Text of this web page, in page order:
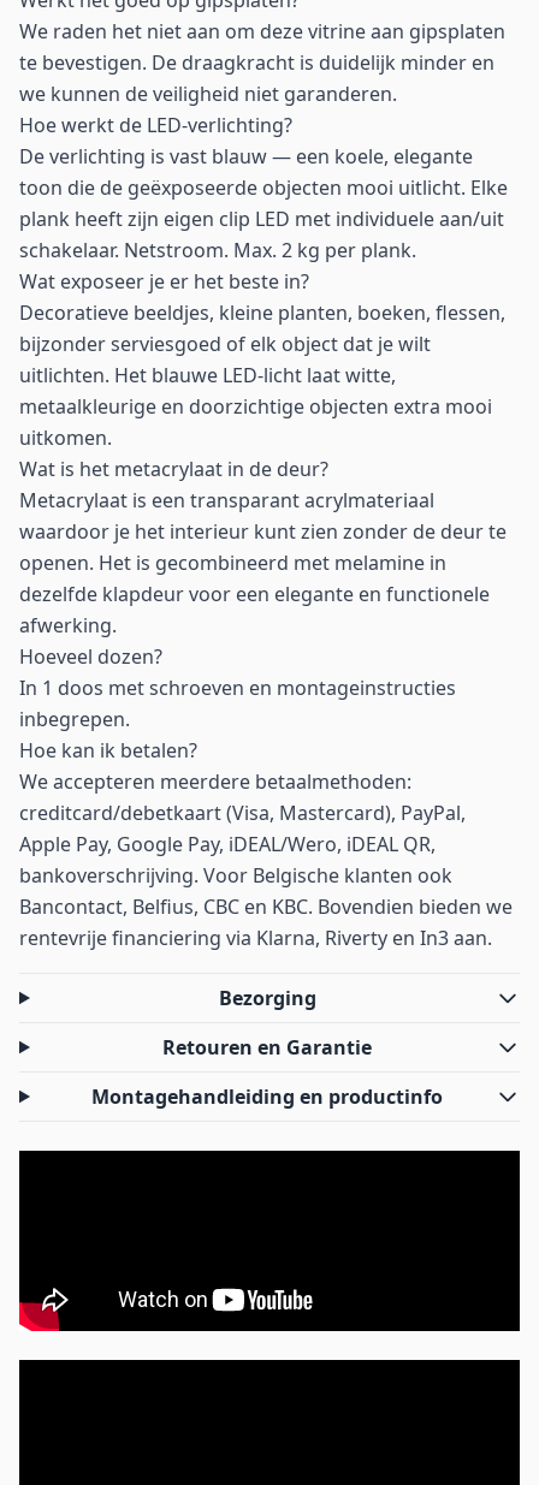
We raden het niet aan om deze vitrine aan gipsplaten
te bevestigen. De draagkracht is duidelijk minder en
we kunnen de veiligheid niet garanderen.
Hoe werkt de LED-verlichting?
De verlichting is vast blauw — een koele, elegante
toon die de geëxposeerde objecten mooi uitlicht. Elke
plank heeft zijn eigen clip LED met individuele aan/uit
schakelaar. Netstroom. Max. 2 kg per plank.
Wat exposeer je er het beste in?
Decoratieve beeldjes, kleine planten, boeken, flessen,
bijzonder serviesgoed of elk object dat je wilt
uitlichten. Het blauwe LED-licht laat witte,
metaalkleurige en doorzichtige objecten extra mooi
uitkomen.
Wat is het metacrylaat in de deur?
Metacrylaat is een transparant acrylmateriaal
waardoor je het interieur kunt zien zonder de deur te
openen. Het is gecombineerd met melamine in
dezelfde klapdeur voor een elegante en functionele
afwerking.
Hoeveel dozen?
In 1 doos met schroeven en montageinstructies
inbegrepen.
Hoe kan ik betalen?
We accepteren meerdere betaalmethoden:
creditcard/debetkaart (Visa, Mastercard), PayPal,
Apple Pay, Google Pay, iDEAL/Wero, iDEAL QR,
bankoverschrijving. Voor Belgische klanten ook
Bancontact, Belfius, CBC en KBC. Bovendien bieden we
rentevrije financiering via Klarna, Riverty en In3 aan.
Bezorging
Retouren en Garantie
Montagehandleiding en productinfo